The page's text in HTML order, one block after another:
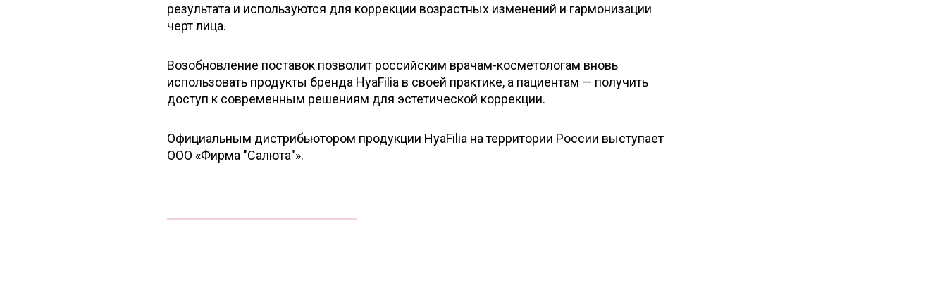
результата и используются для коррекции возрастных изменений и гармонизации
черт лица.
Возобновление поставок позволит российским врачам-косметологам вновь
использовать продукты бренда HyaFilia в своей практике, а пациентам — получить
доступ к современным решениям для эстетической коррекции.
Официальным дистрибьютором продукции HyaFilia на территории России выступает
ООО «Фирма "Салюта"».